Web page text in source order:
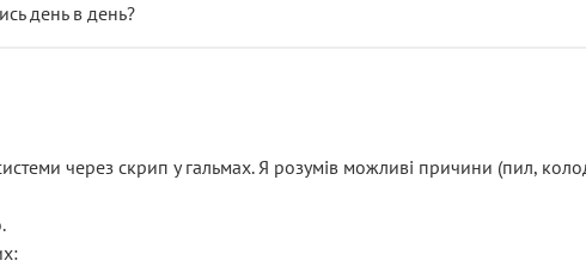
день в день?
через скрип у гальмах. Я розумів можливі причини (пил,